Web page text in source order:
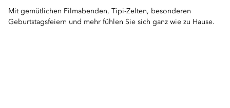
Mit gemütlichen Filmabenden, Tipi-Zelten, besonderen
Geburtstagsfeiern und mehr fühlen Sie sich ganz wie zu Hause.